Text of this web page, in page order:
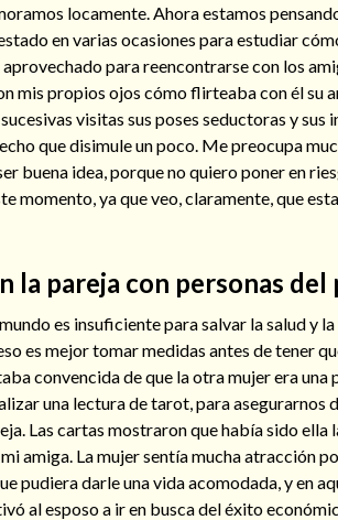
locamente. Ahora estamos
en varias ocasiones para estudiar
para reencontrarse con los
mis propios ojos cómo flirteaba con él su
visitas sus poses seductoras y sus
que disimule un poco. Me preocupa
buena idea, porque no quiero poner en
momento, ya que veo, claramente, que
la pareja con personas del
es insuficiente para salvar la salud y
es mejor tomar medidas antes de tener
convencida de que la otra mujer era
una lectura de tarot, para asegurarnos
Las cartas mostraron que había sido ella
amiga. La mujer sentía mucha atracción
pudiera darle una vida acomodada, y en
al esposo a ir en busca del éxito